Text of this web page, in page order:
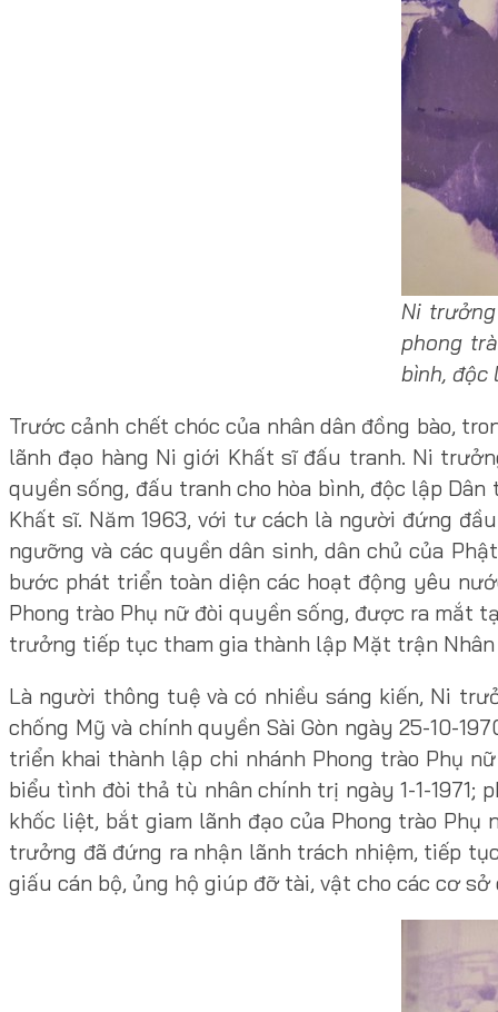
Ni
phong
bình, độc
Trước cảnh chết chóc của nhân dân đồng bào,
lãnh đạo hàng Ni giới Khất sĩ đấu tranh. Ni
quyền sống, đấu tranh cho hòa bình, độc lập
Khất sĩ. Năm 1963, với tư cách là người đứng
ngưỡng và các quyền dân sinh, dân chủ của
bước phát triển toàn diện các hoạt động yêu
Phong trào Phụ nữ đòi quyền sống, được ra mắt
trưởng tiếp tục tham gia thành lập Mặt trận
Là người thông tuệ và có nhiều sáng kiến, Ni
chống Mỹ và chính quyền Sài Gòn ngày 25-10-
triển khai thành lập chi nhánh Phong trào Phụ
biểu tình đòi thả tù nhân chính trị ngày 1-1-1971;
khốc liệt, bắt giam lãnh đạo của Phong trào
trưởng đã đứng ra nhận lãnh trách nhiệm, tiếp
giấu cán bộ, ủng hộ giúp đỡ tài, vật cho các cơ sở